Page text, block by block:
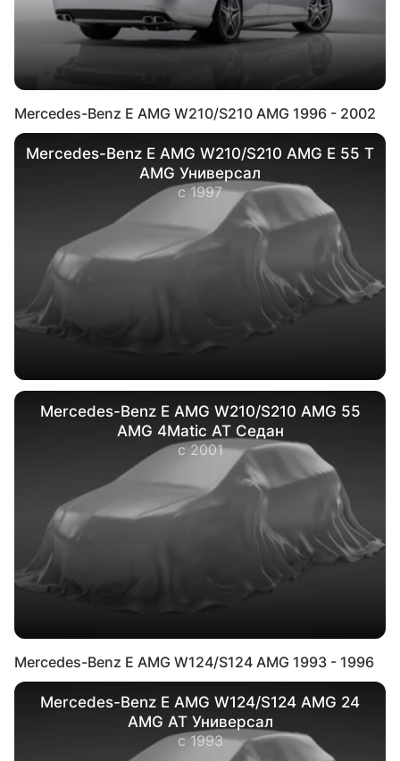
Mercedes-Benz E AMG W210/S210 AMG 1996 - 2002
Mercedes-Benz E AMG W210/S210 AMG E 55 T
AMG Универсал
с 1997
Mercedes-Benz E AMG W210/S210 AMG 55
AMG 4Matic AT Седан
с 2001
Mercedes-Benz E AMG W124/S124 AMG 1993 - 1996
Mercedes-Benz E AMG W124/S124 AMG 24
AMG AT Универсал
с 1993